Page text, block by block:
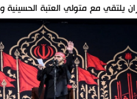
يلتقي مع متولي العتبة الحسينية